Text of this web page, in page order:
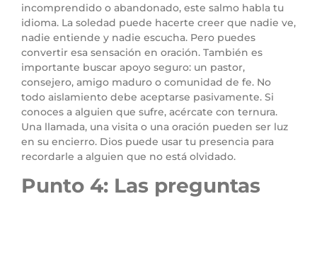
incomprendido o abandonado, este salmo habla tu
idioma. La soledad puede hacerte creer que nadie ve,
nadie entiende y nadie escucha. Pero puedes
convertir esa sensación en oración. También es
importante buscar apoyo seguro: un pastor,
consejero, amigo maduro o comunidad de fe. No
todo aislamiento debe aceptarse pasivamente. Si
conoces a alguien que sufre, acércate con ternura.
Una llamada, una visita o una oración pueden ser luz
en su encierro. Dios puede usar tu presencia para
recordarle a alguien que no está olvidado.
Punto 4: Las preguntas